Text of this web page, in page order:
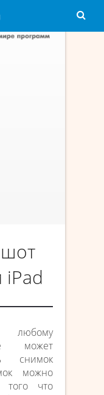
iPad
может
снимок
можно
того что